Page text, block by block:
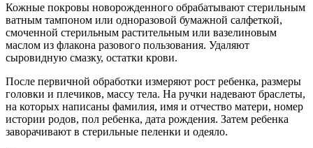
Кожные покровы новорожденного обрабатывают стерильным
ватным тампоном или одноразовой бумажной салфеткой,
смоченной стерильным растительным или вазелиновым
маслом из флакона разового пользования. Удаляют
сыровидную смазку, остатки крови.
После первичной обработки измеряют рост ребенка, размеры
головки и плечиков, массу тела. На ручки надевают браслеты,
на которых написаны фамилия, имя и отчество матери, номер
истории родов, пол ребенка, дата рождения. Затем ребенка
заворачивают в стерильные пеленки и одеяло.